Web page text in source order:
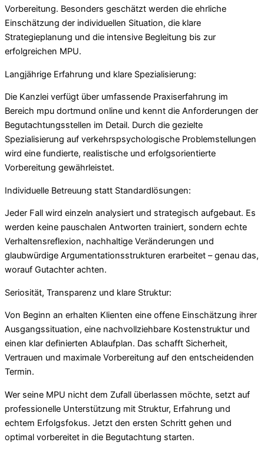
Vorbereitung. Besonders geschätzt werden die ehrliche
Einschätzung der individuellen Situation, die klare
Strategieplanung und die intensive Begleitung bis zur
erfolgreichen MPU.
Langjährige Erfahrung und klare Spezialisierung:
Die Kanzlei verfügt über umfassende Praxiserfahrung im
Bereich mpu dortmund online und kennt die Anforderungen der
Begutachtungsstellen im Detail. Durch die gezielte
Spezialisierung auf verkehrspsychologische Problemstellungen
wird eine fundierte, realistische und erfolgsorientierte
Vorbereitung gewährleistet.
Individuelle Betreuung statt Standardlösungen:
Jeder Fall wird einzeln analysiert und strategisch aufgebaut. Es
werden keine pauschalen Antworten trainiert, sondern echte
Verhaltensreflexion, nachhaltige Veränderungen und
glaubwürdige Argumentationsstrukturen erarbeitet – genau das,
worauf Gutachter achten.
Seriosität, Transparenz und klare Struktur:
Von Beginn an erhalten Klienten eine offene Einschätzung ihrer
Ausgangssituation, eine nachvollziehbare Kostenstruktur und
einen klar definierten Ablaufplan. Das schafft Sicherheit,
Vertrauen und maximale Vorbereitung auf den entscheidenden
Termin.
Wer seine MPU nicht dem Zufall überlassen möchte, setzt auf
professionelle Unterstützung mit Struktur, Erfahrung und
echtem Erfolgsfokus. Jetzt den ersten Schritt gehen und
optimal vorbereitet in die Begutachtung starten.